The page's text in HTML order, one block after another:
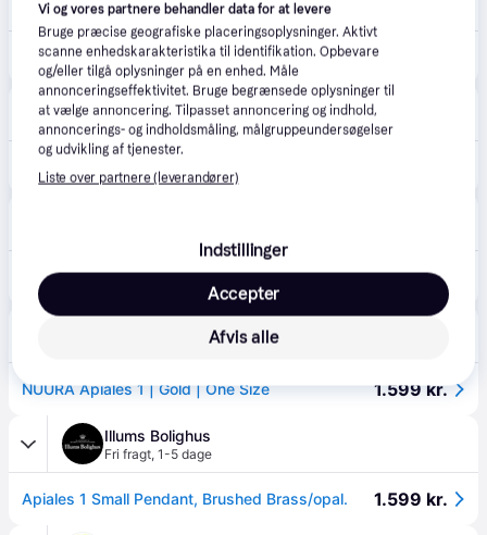
Laveste pris·Fri fragt,2-3 dage
Nuura Apiales 1 Pendel 120 Mm / Opal - Pendler Glas Messing - 2053001.
Johannes Fog (5)
Laveste pris· 47 kr. fragt,1 dag
Nuura apiales 1 pendel børstet messing/opal
Pendel lampe Nuura Aps, Apiales 1, dæmpbar, Guld / Messing, Stue, Glas 1.260 kr.
Eller 3 betalinger af 420 kr.
1-2 dage
NUURA Apiales 1 | Gold | One Size 1.599 kr.
Illums Bolighus
Fri fragt, 1-5 dage
Apiales 1 Small Pendant, Brushed Brass/opal. 1.599 kr.
Vi og vores partnere behandler data for at levere
Bruge præcise geografiske placeringsoplysninger. Aktivt
scanne enhedskarakteristika til identifikation. Opbevare
og/eller tilgå oplysninger på en enhed. Måle
annonceringseffektivitet. Bruge begrænsede oplysninger til
at vælge annoncering. Tilpasset annoncering og indhold,
annoncerings- og indholdsmåling, målgruppeundersøgelser
og udvikling af tjenester.
Liste over partnere (leverandører)
Indstillinger
Afvis alle
Accepter